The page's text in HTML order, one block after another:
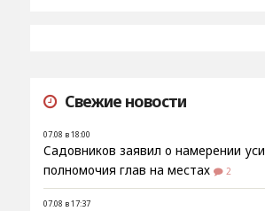
Свежие новости
07.08 в 18:00
Садовников заявил о намерении
полномочия глав на местах
2
07.08 в 17:37